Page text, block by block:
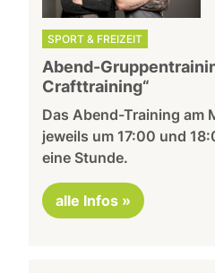
SPORT & FREIZEIT
Abend-
Crafttraining“
Das Abend-Training am
jeweils um 17:00 und
eine Stunde.
alle Infos »